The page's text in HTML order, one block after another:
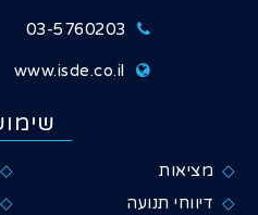
03-5760203
www.isde.co.il
מציאות
דיווחי תנועה